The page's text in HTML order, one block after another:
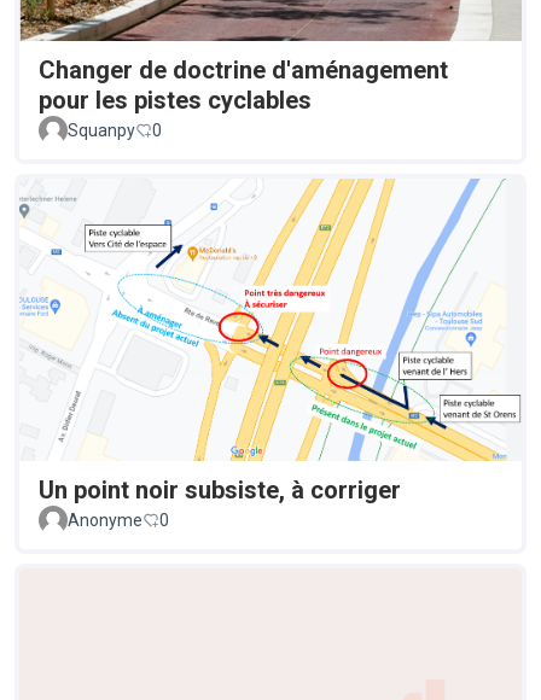
Changer de doctrine d'aménagement
pour les pistes cyclables
Squanpy 0
Un point noir subsiste, à corriger
Anonyme 0